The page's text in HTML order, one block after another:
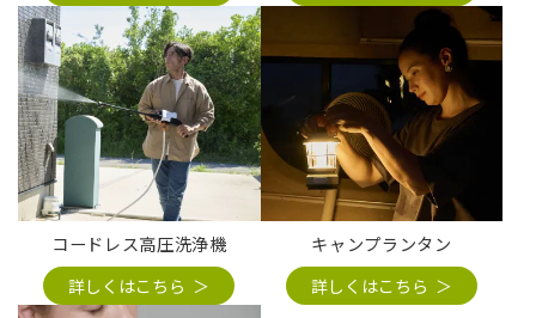
コードレス高圧洗浄機
詳しくはこちら
キャンプランタン
詳しくはこちら